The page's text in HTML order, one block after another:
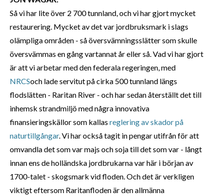
Så vi har lite över 2 700 tunnland, och vi har gjort mycket
restaurering. Mycket av det var jordbruksmark i slags
olämpliga områden - så översvämningsslätter som skulle
översvämmas en gång vartannat år eller så. Vad vi har gjort
är att vi arbetar med den federala regeringen, med
NRCSoch lade servitut på cirka 500 tunnland längs
flodslätten - Raritan River - och har sedan återställt det till
inhemsk strandmiljö med några innovativa
finansieringskällor som kallas reglering av skador på
naturtillgångar. Vi har också tagit in pengar utifrån för att
omvandla det som var majs och soja till det som var - långt
innan ens de holländska jordbrukarna var här i början av
1700-talet - skogsmark vid floden. Och det är verkligen
viktigt eftersom Raritanfloden är den allmänna